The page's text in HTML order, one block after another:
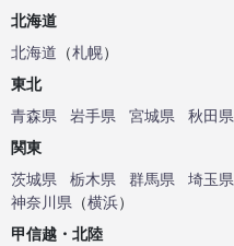
北海道
北海道 （札幌）
東北
青森県
岩手県 宮城県 秋田県
関東
茨城県
栃木県 群馬県 埼玉県
神奈川県 （横浜）
甲信越・北陸